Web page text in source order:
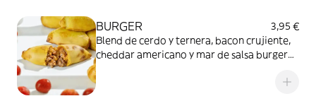
BURGER
3,95 €
Blend de cerdo y ternera, bacon crujiente,
cheddar americano y mar de salsa burger